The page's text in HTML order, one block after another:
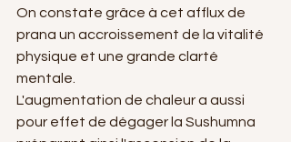
On constate grâce à cet afflux de
prana un accroissement de la vitalité
physique et une grande clarté
mentale.
L'augmentation de chaleur a aussi
pour effet de dégager la Sushumna